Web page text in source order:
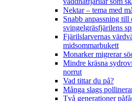
Nektar – tema med
Snabb anpassning till
svingelgräsfjärilens
Fjärilslarvernas
midsommarbukett
Monarker migrerar
Mindre kräsna
norrut
Vad tittar du på?
Många slags
Två generationer